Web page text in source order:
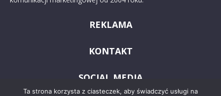
REKLAMA
KONTAKT
SOCIAL MEDIA
Ta strona korzysta z ciasteczek, aby świadczyć usługi na